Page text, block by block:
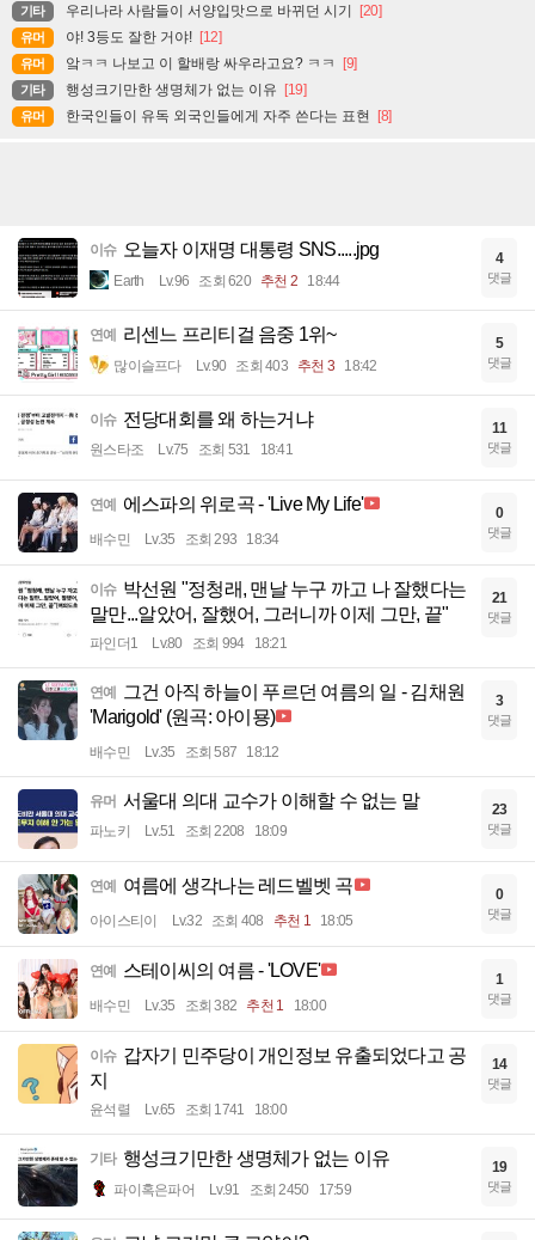
기타 우리나라 사람들이 서양입맛으로 바뀌던 시기 [20]
유머 야! 3등도 잘한 거야! [12]
유머 앜ㅋㅋ 나보고 이 할배랑 싸우라고요? ㅋㅋ [9]
기타 행성크기만한 생명체가 없는 이유 [19]
유머 한국인들이 유독 외국인들에게 자주 쓴다는 표현 [8]
이슈 오늘자 이재명 대통령 SNS.....jpg
Earth Lv.96 조회 620 추천 2 18:44
4
댓글
연예 리센느 프리티걸 음중 1위~
많이슬프다 Lv.90 조회 403 추천 3 18:42
5
댓글
이슈 전당대회를 왜 하는거냐
원스타조 Lv.75 조회 531 18:41
11
댓글
연예 에스파의 위로곡 - 'Live My Life'
배수민 Lv.35 조회 293 18:34
0
댓글
이슈 박선원 "정청래, 맨날 누구 까고 나 잘했다는
말만...알았어, 잘했어, 그러니까 이제 그만, 끝"
파인더1 Lv.80 조회 994 18:21
21
댓글
연예 그건 아직 하늘이 푸르던 여름의 일 - 김채원
'Marigold' (원곡: 아이묭)
배수민 Lv.35 조회 587 18:12
3
댓글
유머 서울대 의대 교수가 이해할 수 없는 말
파노키 Lv.51 조회 2208 18:09
23
댓글
연예 여름에 생각나는 레드벨벳 곡
아이스티이 Lv.32 조회 408 추천 1 18:05
0
댓글
연예 스테이씨의 여름 - 'LOVE'
배수민 Lv.35 조회 382 추천 1 18:00
1
댓글
이슈 갑자기 민주당이 개인정보 유출되었다고 공
지
윤석렬 Lv.65 조회 1741 18:00
14
댓글
기타 행성크기만한 생명체가 없는 이유
파이혹은파어 Lv.91 조회 2450 17:59
19
댓글